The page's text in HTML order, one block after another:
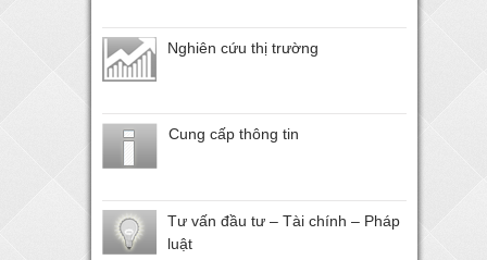
Nghiên cứu thị trường
Cung cấp thông tin
Tư vấn đầu tư – Tài chính – Pháp
luật